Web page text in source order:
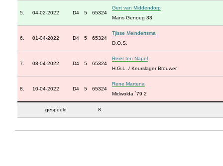
5. 04-02-2022 D4 5 65324
Gert van Middendorp
Mans Genoeg 33
6. 01-04-2022 D4 5 65324
Tjisse Meindertsma
D.O.S.
7. 08-04-2022 D4 5 65324
Reier ten Napel
H.G.L. / Keurslager Brouwer
8. 10-04-2022 D4 5 65324
Rene Martena
Midwolda `79 2
gespeeld 8